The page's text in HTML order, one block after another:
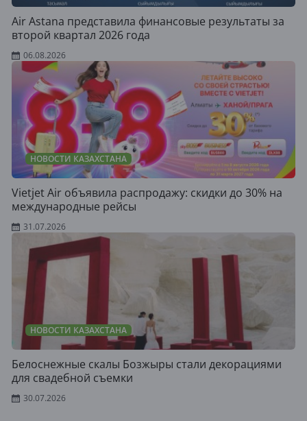
Air Astana представила финансовые результаты за
второй квартал 2026 года
06.08.2026
НОВОСТИ КАЗАХСТАНА
Vietjet Air объявила распродажу: скидки до 30% на
международные рейсы
31.07.2026
НОВОСТИ КАЗАХСТАНА
Белоснежные скалы Бозжыры стали декорациями
для свадебной съемки
30.07.2026